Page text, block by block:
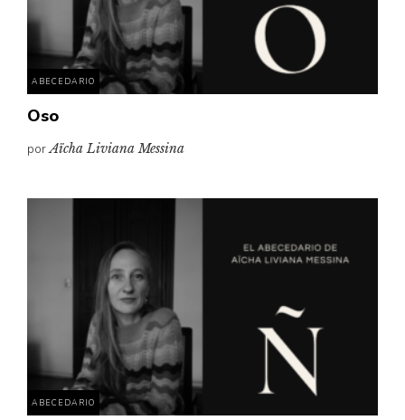
ABECEDARIO
Oso
porAïcha Liviana Messina
ABECEDARIO